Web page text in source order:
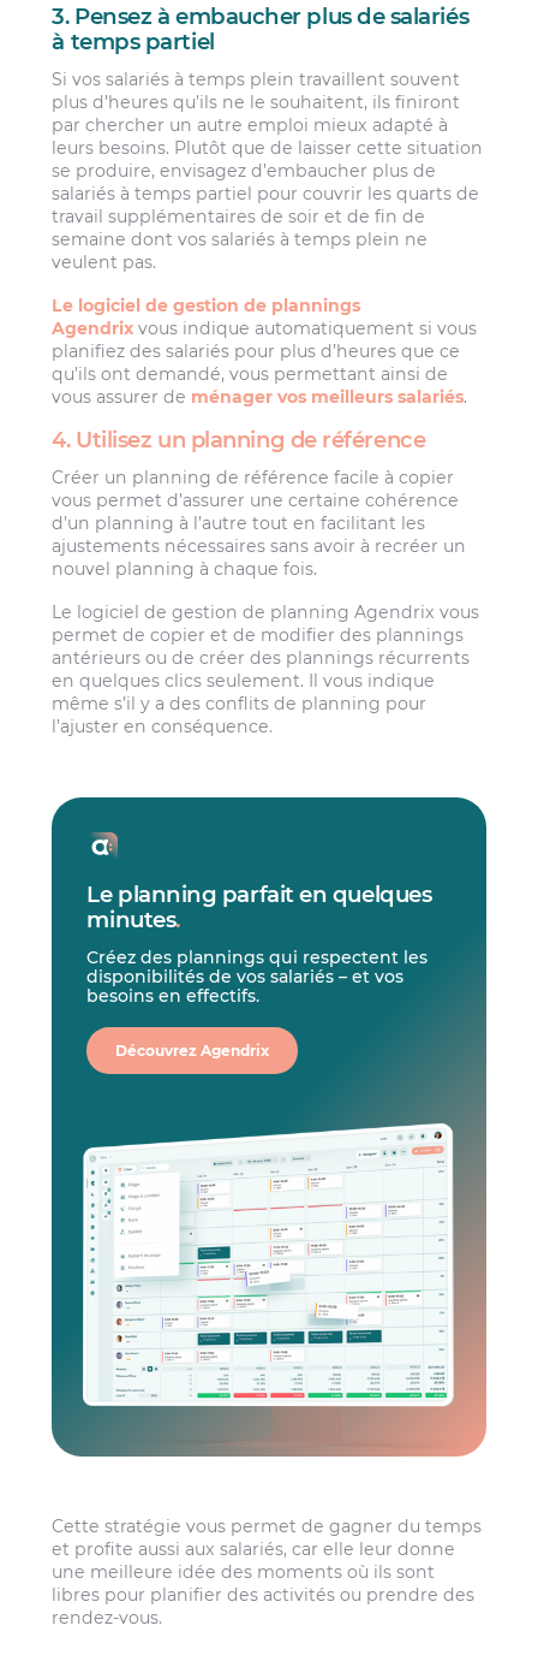
3. Pensez à embaucher plus de salariés
à temps partiel
Si vos salariés à temps plein travaillent souvent
plus d’heures qu’ils ne le souhaitent, ils finiront
par chercher un autre emploi mieux adapté à
leurs besoins. Plutôt que de laisser cette situation
se produire, envisagez d’embaucher plus de
salariés à temps partiel pour couvrir les quarts de
travail supplémentaires de soir et de fin de
semaine dont vos salariés à temps plein ne
veulent pas.
Le logiciel de gestion de plannings
Agendrix vous indique automatiquement si vous
planifiez des salariés pour plus d’heures que ce
qu’ils ont demandé, vous permettant ainsi de
vous assurer de ménager vos meilleurs salariés.
4. Utilisez un planning de référence
Créer un planning de référence facile à copier
vous permet d’assurer une certaine cohérence
d’un planning à l’autre tout en facilitant les
ajustements nécessaires sans avoir à recréer un
nouvel planning à chaque fois.
Le logiciel de gestion de planning Agendrix vous
permet de copier et de modifier des plannings
antérieurs ou de créer des plannings récurrents
en quelques clics seulement. Il vous indique
même s’il y a des conflits de planning pour
l’ajuster en conséquence.
Le planning parfait en quelques
minutes.
Créez des plannings qui respectent les
disponibilités de vos salariés – et vos
besoins en effectifs.
Découvrez Agendrix
Cette stratégie vous permet de gagner du temps
et profite aussi aux salariés, car elle leur donne
une meilleure idée des moments où ils sont
libres pour planifier des activités ou prendre des
rendez-vous.